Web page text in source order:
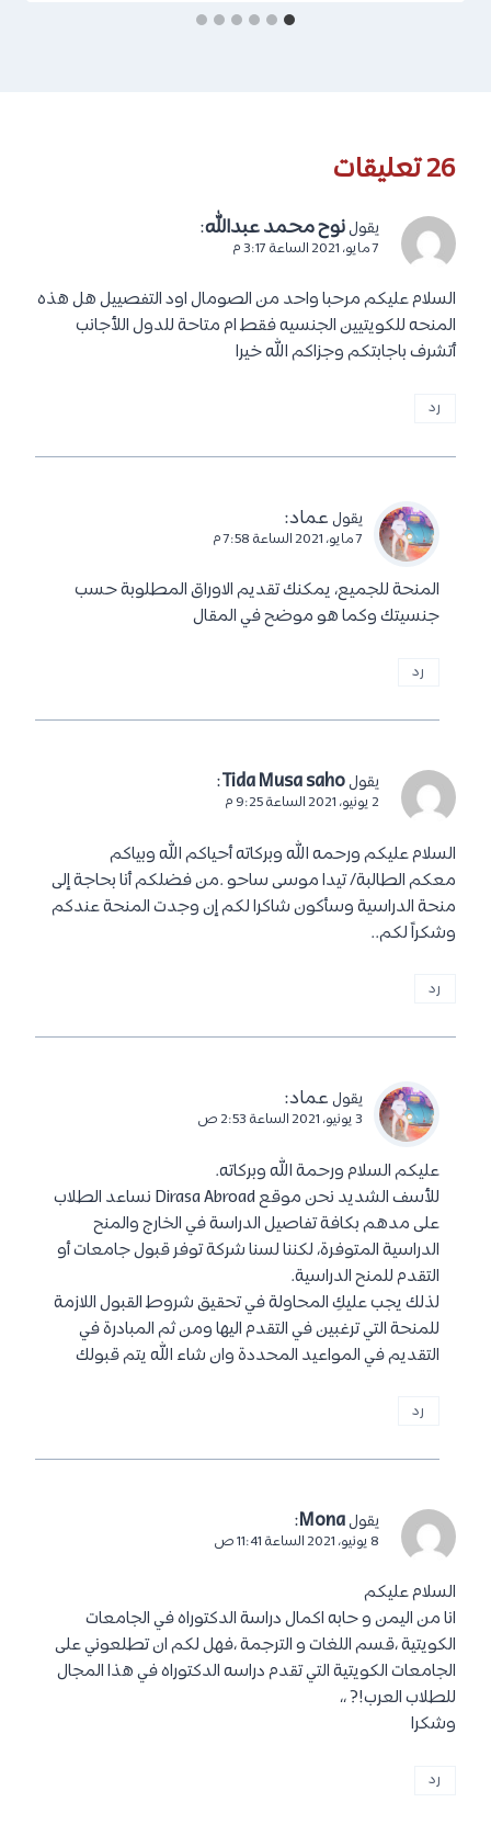
26 تعليقات
يقول نوح محمد عبدالله:
7 مايو، 2021 الساعة 3:17 م
السلام عليكم مرحبا واحد من الصومال اود التفصييل هل هذه
المنحه للكويتيين الجنسيه فقط ام متاحة للدول اللأجانب
أتشرف باجابتكم وجزاكم الله خيرا
رد
يقول عماد:
7 مايو، 2021 الساعة 7:58 م
المنحة للجميع، يمكنك تقديم الاوراق المطلوبة حسب
جنسيتك وكما هو موضح في المقال
رد
يقول Tida Musa saho
:
2 يونيو، 2021 الساعة 9:25 م
السلام عليكم ورحمه الله وبركاته أحياكم الله وبياكم
معكم الطالبة/ تيدا موسى ساحو .من فضلكم أنا بحاجة إلى
منحة الدراسية وسأكون شاكرا لكم إن وجدت المنحة عندكم
وشكراً لكم..
رد
يقول عماد:
3 يونيو، 2021 الساعة 2:53 ص
عليكم السلام ورحمة الله وبركاته.
للأسف الشديد نحن موقع Dirasa Abroad نساعد الطلاب
على مدهم بكافة تفاصيل الدراسة في الخارج والمنح
الدراسية المتوفرة، لكننا لسنا شركة توفر قبول جامعات أو
التقدم للمنح الدراسية.
لذلك يجب عليكِ المحاولة في تحقيق شروط القبول اللازمة
للمنحة التي ترغبين في التقدم اليها ومن ثم المبادرة في
التقديم في المواعيد المحددة وان شاء الله يتم قبولك
رد
يقول Mona
:
8 يونيو، 2021 الساعة 11:41 ص
السلام عليكم
انا من اليمن و حابه اكمال دراسة الدكتوراه في الجامعات
الكويتية ،قسم اللغات و الترجمة ،فهل لكم ان تطلعوني على
الجامعات الكويتية التي تقدم دراسه الدكتوراه في هذا المجال
للطلاب العرب!? ،،
وشكرا
رد